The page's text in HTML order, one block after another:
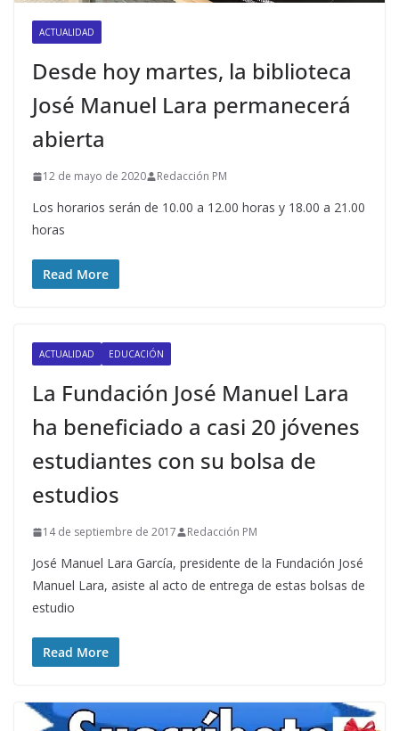
ACTUALIDAD
Desde hoy martes, la biblioteca
José Manuel Lara permanecerá
abierta
12 de mayo de 2020 Redacción PM
Los horarios serán de 10.00 a 12.00 horas y 18.00 a 21.00
horas
Read More
ACTUALIDAD EDUCACIÓN
La Fundación José Manuel Lara
ha beneficiado a casi 20 jóvenes
estudiantes con su bolsa de
estudios
14 de septiembre de 2017 Redacción PM
José Manuel Lara García, presidente de la Fundación José
Manuel Lara, asiste al acto de entrega de estas bolsas de
estudio
Read More